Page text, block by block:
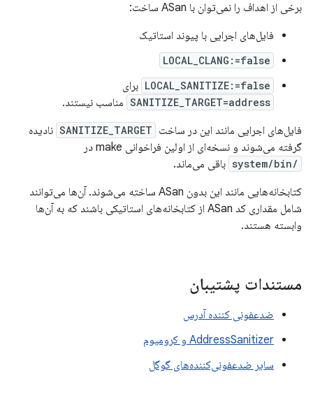
برخی از اهداف را نمی‌توان با ASan ساخت:
فایل‌های اجرایی با پیوند استاتیک
LOCAL_CLANG:=false
LOCAL_SANITIZE:=false برای
SANITIZE_TARGET=address مناسب نیستند.
فایل‌های اجرایی مانند این در ساخت SANITIZE_TARGET نادیده
گرفته می‌شوند و نسخه‌ای از اولین فراخوانی make در
/system/bin
باقی می‌ماند.
کتابخانه‌هایی مانند این بدون ASan ساخته می‌شوند. آن‌ها می‌توانند
شامل مقداری کد ASan از کتابخانه‌های استاتیکی باشند که به آن‌ها
وابسته هستند.
مستندات پشتیبان
ضدعفونی کننده آدرس
AddressSanitizer و کرومیوم
سایر ضدعفونی‌کننده‌های گوگل